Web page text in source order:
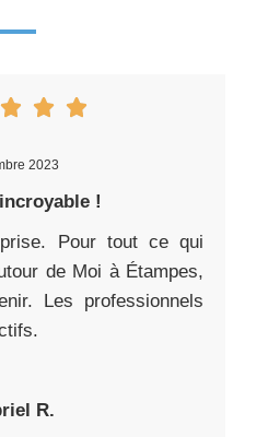
2023
!
Pour tout ce qui
de Moi à Étampes,
Les professionnels
R.